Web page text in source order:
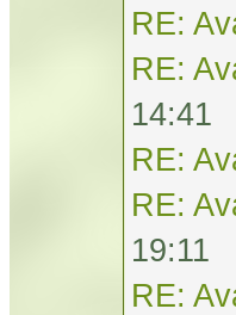
RE:
RE:
14:41
RE:
RE:
19:11
RE: